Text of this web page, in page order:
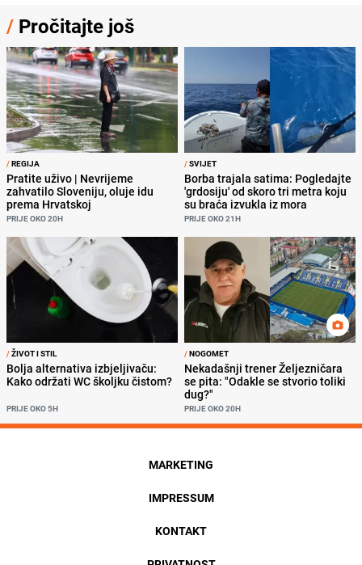
/ Pročitajte još
/REGIJA
Pratite uživo | Nevrijeme
zahvatilo Sloveniju, oluje idu
prema Hrvatskoj
PRIJE OKO 20H
/SVIJET
Borba trajala satima: Pogledajte
'grdosiju' od skoro tri metra koju
su braća izvukla iz mora
PRIJE OKO 21H
/ŽIVOT I STIL
Bolja alternativa izbjeljivaču:
Kako održati WC školjku čistom?
PRIJE OKO 5H
/NOGOMET
Nekadašnji trener Željezničara
se pita: "Odakle se stvorio toliki
dug?"
PRIJE OKO 20H
MARKETING
IMPRESSUM
KONTAKT